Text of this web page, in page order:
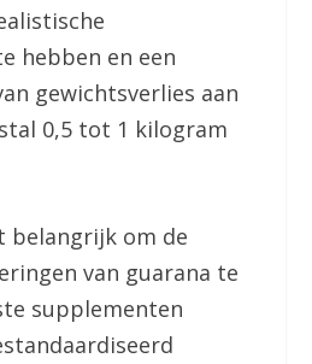
hebben en een
gewichtsverlies aan
0,5 tot 1 kilogram
belangrijk om de
van guarana te
supplementen